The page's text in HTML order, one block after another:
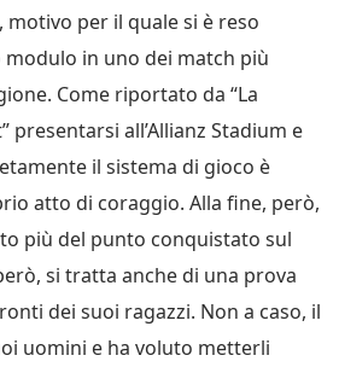
per il quale si è reso
in uno dei match più
Come riportato da “La
presentarsi all’Allianz Stadium e
il sistema di gioco è
atto di coraggio. Alla fine, però,
più del punto conquistato sul
si tratta anche di una prova
dei suoi ragazzi. Non a caso, il
uomini e ha voluto metterli